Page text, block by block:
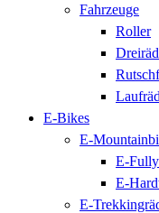
Fahrzeuge
Roller
E-Bikes
E-
E-
E-
E-